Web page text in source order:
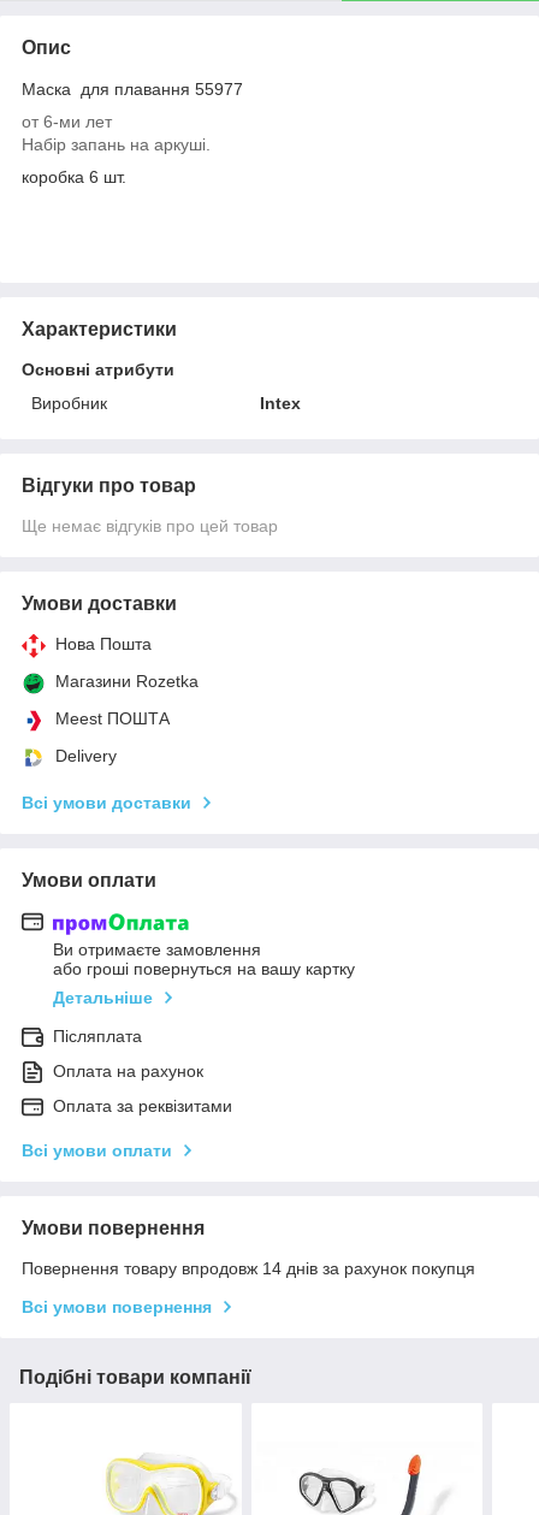
Опис
Маска для плавання 55977
от 6-ми лет
Набір запань на аркуші.
коробка 6 шт.
Характеристики
Основні атрибути
Виробник
Intex
Відгуки про товар
Ще немає відгуків про цей товар
Умови доставки
Нова Пошта
Магазини Rozetka
Meest ПОШТА
Delivery
Всі умови доставки
Умови оплати
Ви отримаєте замовлення
або гроші повернуться на вашу картку
Детальніше
Післяплата
Оплата на рахунок
Оплата за реквізитами
Всі умови оплати
Умови повернення
Повернення товару впродовж 14 днів за рахунок покупця
Всі умови повернення
Подібні товари компанії